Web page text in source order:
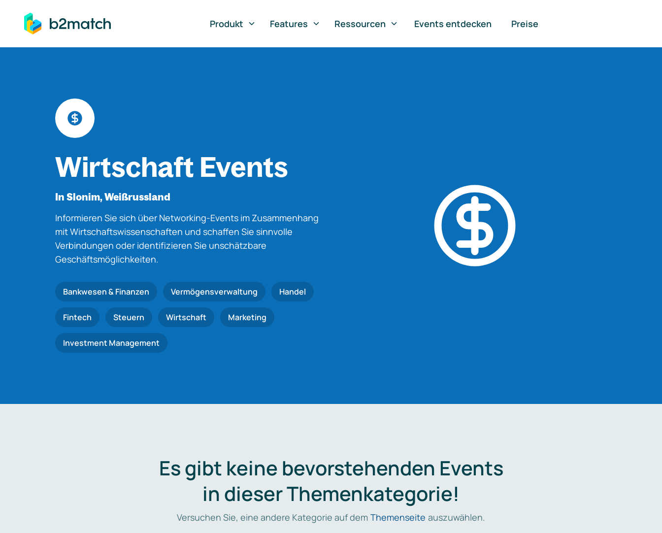
springen
Produkt
Features Ressourcen Events entdecken Preise
Wirtschaft Events
In Slonim, Weißrussland
Informieren Sie sich über Networking-Events im Zusammenhang
mit Wirtschaftswissenschaften und schaffen Sie sinnvolle
Verbindungen oder identifizieren Sie unschätzbare
Geschäftsmöglichkeiten.
Bankwesen & Finanzen Vermögensverwaltung Handel
Fintech Steuern Wirtschaft Marketing
Investment Management
Es gibt keine bevorstehenden Events
in dieser Themenkategorie!
Versuchen Sie, eine andere Kategorie auf dem Themenseite auszuwählen.